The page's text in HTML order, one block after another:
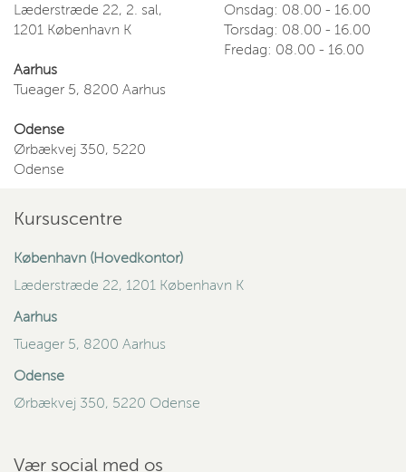
Læderstræde 22, 2. sal,
1201 København K
Aarhus
Tueager 5, 8200 Aarhus
Odense
Ørbækvej 350, 5220
Odense
Onsdag: 08.00 - 16.00
Torsdag: 08.00 - 16.00
Fredag: 08.00 - 16.00
Kursuscentre
København (Hovedkontor)
Læderstræde 22, 1201 København K
Aarhus
Tueager 5, 8200 Aarhus
Odense
Ørbækvej 350, 5220 Odense
Vær social med os